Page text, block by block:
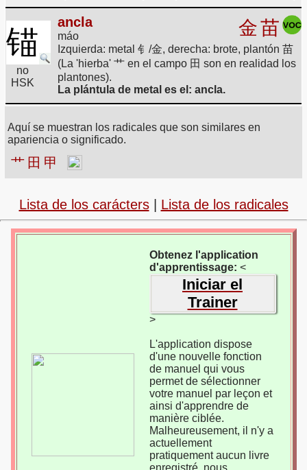
锚
no
HSK
ancla
máo 金苗
Izquierda: metal 钅/金, derecha: brote, plantón 苗
(La 'hierba' 艹 en el campo 田 son en realidad los
plantones).
La plántula de metal es el: ancla.
Aquí se muestran los radicales que son similares en
apariencia o significado.
艹 田 甲
Lista de los carácters| Lista de los radicales
Obtenez l'application
d'apprentissage: <
Iniciar el
Trainer
>
L'application dispose
d'une nouvelle fonction
de manuel qui vous
permet de sélectionner
votre manuel par leçon et
ainsi d'apprendre de
manière ciblée.
Malheureusement, il n'y a
actuellement
pratiquement aucun livre
enregistré, nous